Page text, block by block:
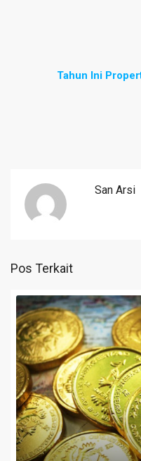
Tahun Ini
San Arsi
Pos Terkait